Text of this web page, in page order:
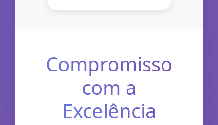
Compromisso
com a
Excelência